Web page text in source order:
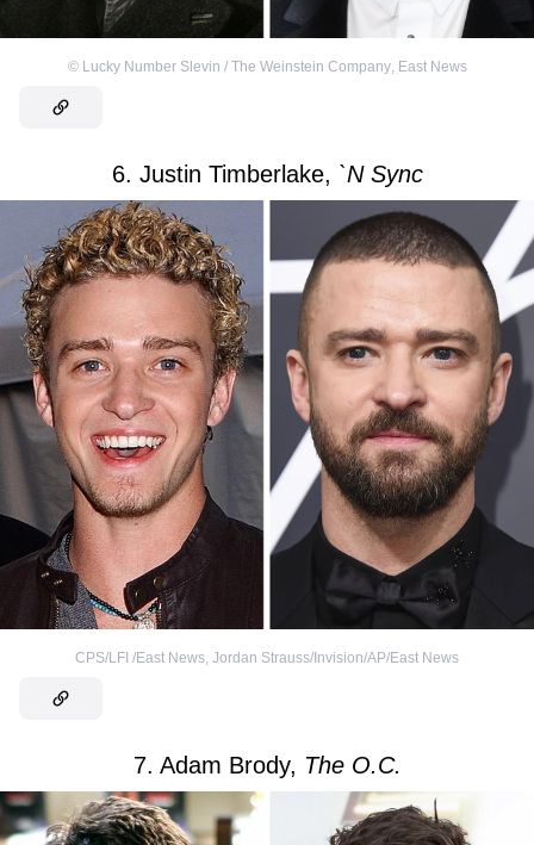
© Lucky Number Slevin / The Weinstein Company, East News
6. Justin Timberlake, `N Sync
CPS/LFI /East News, Jordan Strauss/Invision/AP/East News
7. Adam Brody, The O.C.